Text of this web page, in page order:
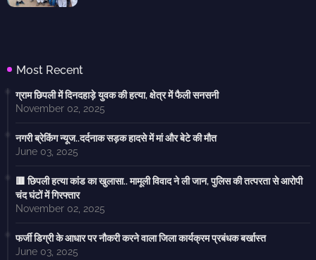
Most Recent
ग्राम छिपली में दिनदहाड़े युवक की हत्या, क्षेत्र में फैली सनसनी
November 02, 2025
नगरी ब्रेकिंग न्यूज..दर्दनाक सड़क हादसे में मां और बेटे की मौत
June 03, 2025
🟥 छिपली हत्या कांड का खुलासा.. मामूली विवाद ने ली जान, पुलिस की तत्परता से आरोपी
चंद घंटों में गिरफ्तार
November 02, 2025
फर्जी डिग्री के आधार पर नौकरी करने वाला जिला कार्यक्रम प्रबंधक बर्खास्त
June 03, 2025